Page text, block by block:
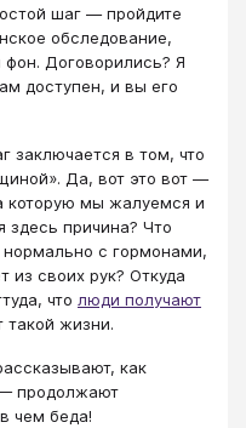
шаг ― пройдите
обследование,
Договорились? Я
доступен, и вы его
в том, что
Да, вот это вот —
которую мы жалуемся и
здесь причина? Что
с гормонами,
из своих рук? Откуда
что люди получают
такой жизни.
как
продолжают
чем беда!